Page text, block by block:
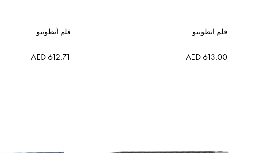
قلم أنطونيو
AED 613.00
قلم أنطونيو
AED 612.71